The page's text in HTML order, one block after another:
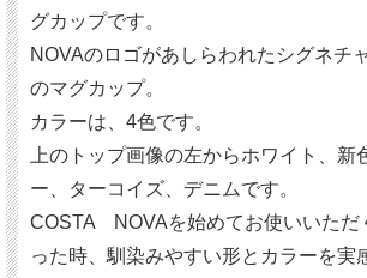
グカップです。
NOVAのロゴがあしらわれたシグネチ
のマグカップ。
カラーは、4色です。
上のトップ画像の左からホワイト、新
ー、ターコイズ、デニムです。
COSTA NOVAを始めてお使いいただ
った時、馴染みやすい形とカラーを実